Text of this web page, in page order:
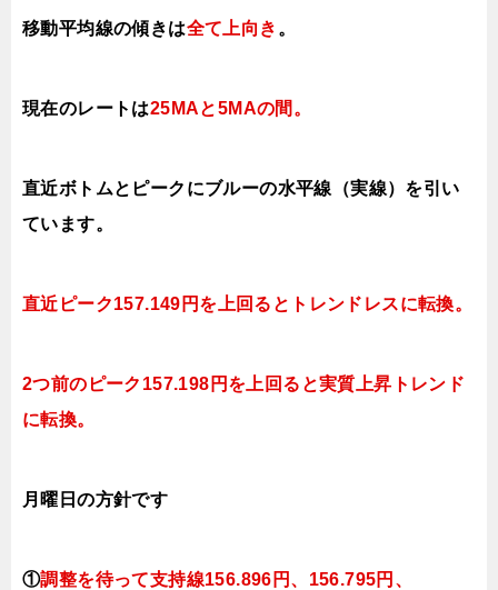
移動平均線の傾きは全て上向き 。
現在のレートは25MAと5MAの間 。
直近ボトムとピークにブルーの水平線（実線）を引い
ています。
直近ピーク157.149円を上回るとトレンドレスに転換。
2つ前のピーク157.198円を上回ると実質上昇トレンド
に転換。
月曜日の方針です
①調整を待って支持線156.896円、156.795円 、